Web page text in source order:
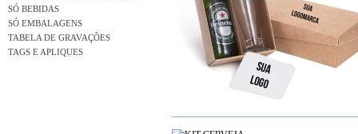
SÓ BEBIDAS
SÓ EMBALAGENS
TABELA DE GRAVAÇÕES
TAGS E APLIQUES